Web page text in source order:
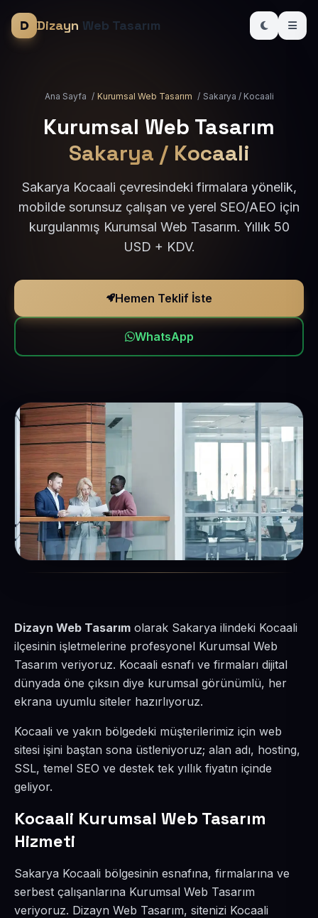
Dizayn Web Tasarım
Ana Sayfa / Kurumsal Web Tasarım / Sakarya / Kocaali
Kurumsal Web Tasarım
Sakarya / Kocaali
Sakarya Kocaali çevresindeki firmalara yönelik,
mobilde sorunsuz çalışan ve yerel SEO/AEO için
kurgulanmış Kurumsal Web Tasarım. Yıllık 50
USD + KDV.
Hemen Teklif İste
WhatsApp
Dizayn Web Tasarım olarak Sakarya ilindeki Kocaali
ilçesinin işletmelerine profesyonel Kurumsal Web
Tasarım veriyoruz. Kocaali esnafı ve firmaları dijital
dünyada öne çıksın diye kurumsal görünümlü, her
ekrana uyumlu siteler hazırlıyoruz.
Kocaali ve yakın bölgedeki müşterilerimiz için web
sitesi işini baştan sona üstleniyoruz; alan adı, hosting,
SSL, temel SEO ve destek tek yıllık fiyatın içinde
geliyor.
Kocaali Kurumsal Web Tasarım
Hizmeti
Sakarya Kocaali bölgesinin esnafına, firmalarına ve
serbest çalışanlarına Kurumsal Web Tasarım
veriyoruz. Dizayn Web Tasarım, sitenizi Kocaali